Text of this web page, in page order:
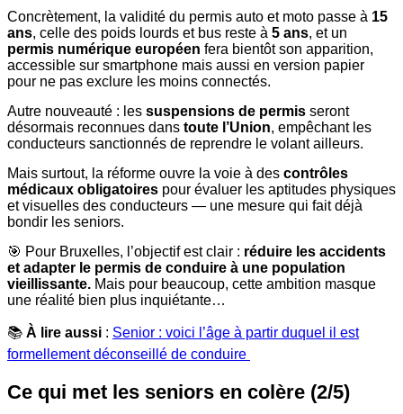
Concrètement, la validité du permis auto et moto passe à 15
ans, celle des poids lourds et bus reste à 5 ans, et un
permis numérique européen fera bientôt son apparition,
accessible sur smartphone mais aussi en version papier
pour ne pas exclure les moins connectés.
Autre nouveauté : les suspensions de permis seront
désormais reconnues dans toute l’Union, empêchant les
conducteurs sanctionnés de reprendre le volant ailleurs.
Mais surtout, la réforme ouvre la voie à des contrôles
médicaux obligatoires pour évaluer les aptitudes physiques
et visuelles des conducteurs — une mesure qui fait déjà
bondir les seniors.
🎯 Pour Bruxelles, l’objectif est clair : réduire les accidents
et adapter le permis de conduire à une population
vieillissante. Mais pour beaucoup, cette ambition masque
une réalité bien plus inquiétante…
📚 À lire aussi : Senior : voici l’âge à partir duquel il est
formellement déconseillé de conduire
Ce qui met les seniors en colère (2/5)